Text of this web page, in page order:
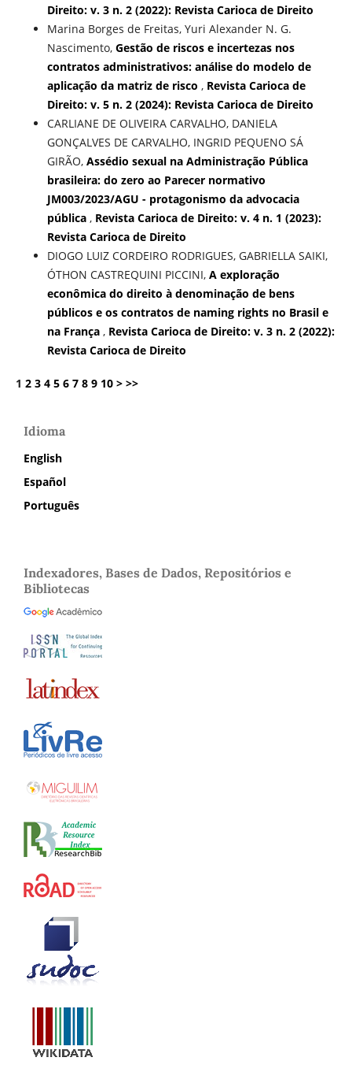
Direito: v. 3 n. 2 (2022): Revista Carioca de Direito
Marina Borges de Freitas, Yuri Alexander N. G.
Nascimento, Gestão de riscos e incertezas nos
contratos administrativos: análise do modelo de
aplicação da matriz de risco , Revista Carioca de
Direito: v. 5 n. 2 (2024): Revista Carioca de Direito
CARLIANE DE OLIVEIRA CARVALHO, DANIELA
GONÇALVES DE CARVALHO, INGRID PEQUENO SÁ
GIRÃO, Assédio sexual na Administração Pública
brasileira: do zero ao Parecer normativo
JM003/2023/AGU - protagonismo da advocacia
pública , Revista Carioca de Direito: v. 4 n. 1 (2023):
Revista Carioca de Direito
DIOGO LUIZ CORDEIRO RODRIGUES, GABRIELLA SAIKI,
ÓTHON CASTREQUINI PICCINI, A exploração
econômica do direito à denominação de bens
públicos e os contratos de naming rights no Brasil e
na França , Revista Carioca de Direito: v. 3 n. 2 (2022):
Revista Carioca de Direito
1 2 3 4 5 6 7 8 9 10 > >>
Idioma
English
Español
Português
Indexadores, Bases de Dados, Repositórios e
Bibliotecas